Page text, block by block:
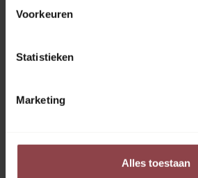
Voorkeuren
Statistieken
Marketing
Alles toestaan